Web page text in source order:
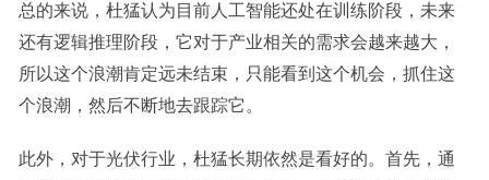
总的来说，杜猛认为目前人工智能还处在训练阶段，未来
还有逻辑推理阶段，它对于产业相关的需求会越来越大，
所以这个浪潮肯定远未结束，只能看到这个机会，抓住这
个浪潮，然后不断地去跟踪它。
此外，对于光伏行业，杜猛长期依然是看好的。首先，通